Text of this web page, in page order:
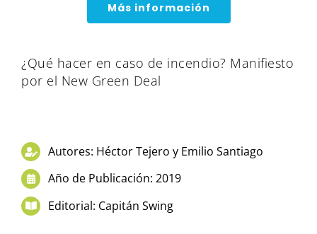
Más información
¿Qué hacer en caso de incendio? Manifiesto
por el New Green Deal
Autores: Héctor Tejero y Emilio Santiago
Año de Publicación: 2019
Editorial: Capitán Swing